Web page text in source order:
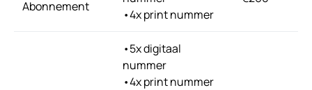
Abonnement
•4x print nummer
•5x digitaal
nummer
•4x print nummer